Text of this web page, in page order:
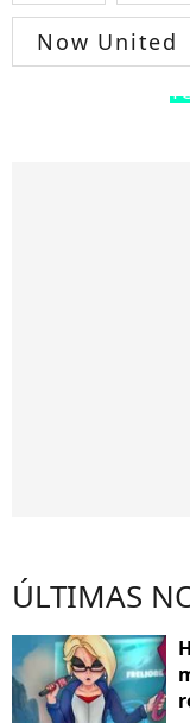
Now United
ÚLTIMAS